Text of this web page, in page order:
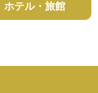
ホテル・旅館